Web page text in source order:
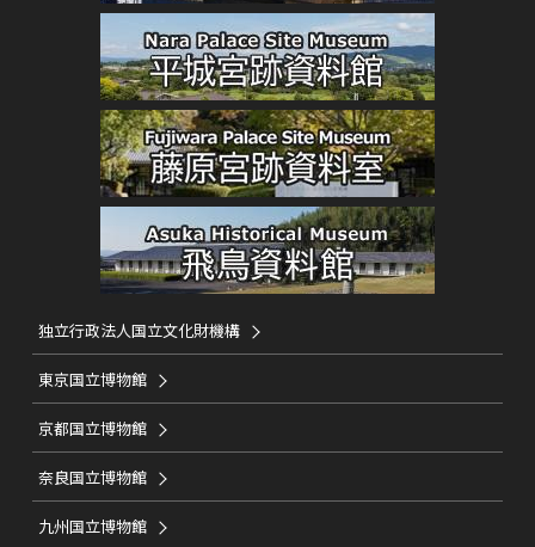
独立行政法人国立文化財機構
東京国立博物館
京都国立博物館
奈良国立博物館
九州国立博物館